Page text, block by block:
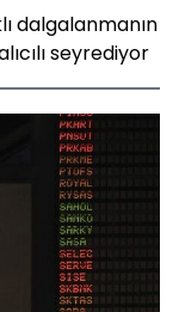
dalgalanmanın
seyrediyor